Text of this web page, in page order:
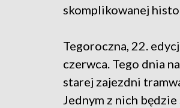
skomplikowanej
Tegoroczna, 22.
czerwca. Tego dnia
starej zajezdni
Jednym z nich